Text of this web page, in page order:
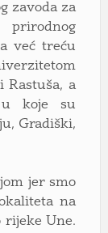
zavoda za
već treću
Rastuša, a
u koje su
Gradiški,
jer smo
na
rijeke Une.